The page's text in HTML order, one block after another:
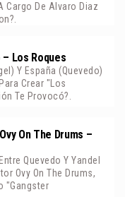
Cargo De Alvaro Diaz
Los Roques
Y España (Quevedo)
Crear "Los
Te Provocó?.
On The Drums –
Quevedo Y Yandel
Ovy On The Drums,
"Gangster